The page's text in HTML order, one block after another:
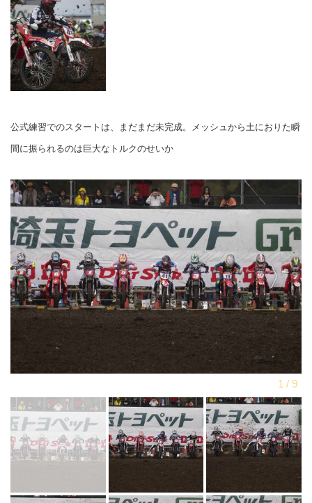
公式練習でのスタートは、まだまだ未完成。メッシュから土におりた瞬
間に振られるのは巨大なトルクのせいか